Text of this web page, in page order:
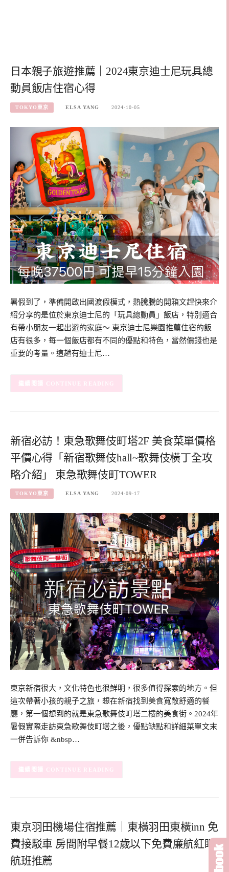
日本親子旅遊推薦｜2024東京迪士尼玩具總
動員飯店住宿心得
TOKYO東京 ELSA YANG 2024-10-05
暑假到了，準備開啟出國渡假模式，熱騰騰的開箱文趕快來介
紹分享的是位於東京迪士尼的「玩具總動員」飯店，特別適合
有帶小朋友一起出遊的家庭～ 東京迪士尼樂園推薦住宿的飯
店有很多，每一個飯店都有不同的優點和特色，當然價錢也是
重要的考量。這趟有迪士尼…
CONTINUE READING
新宿必訪！東急歌舞伎町塔2F 美食菜單價格
平價心得「新宿歌舞伎hall~歌舞伎橫丁全攻
略介紹」 東急歌舞伎町TOWER
TOKYO東京 ELSA YANG 2024-09-17
東京新宿很大，文化特色也很鮮明，很多值得探索的地方。但
這次帶著小孩的親子之旅，想在新宿找到美食寬敞舒適的餐
廳，第一個想到的就是東急歌舞伎町塔二樓的美食街。2024年
暑假實際走訪東急歌舞伎町塔之後，優點缺點和詳細菜單文末
一併告訴你 &nbsp…
CONTINUE READING
東京羽田機場住宿推薦｜東橫羽田東橫inn 免
費接駁車 房間附早餐12歲以下免費廉航紅眼
航班推薦